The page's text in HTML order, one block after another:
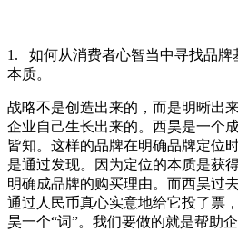
1. 如何从消费者心智当中寻找品
本质。
战略不是创造出来的，而是明晰出
企业自己生长出来的。西昊是一个
皆知。这样的品牌在明确品牌定位
是通过发现。因为定位的本质是获
明确成品牌的购买理由。而西昊过
通过人民币真心实意地给它投了票
昊一个“词”。我们要做的就是帮助